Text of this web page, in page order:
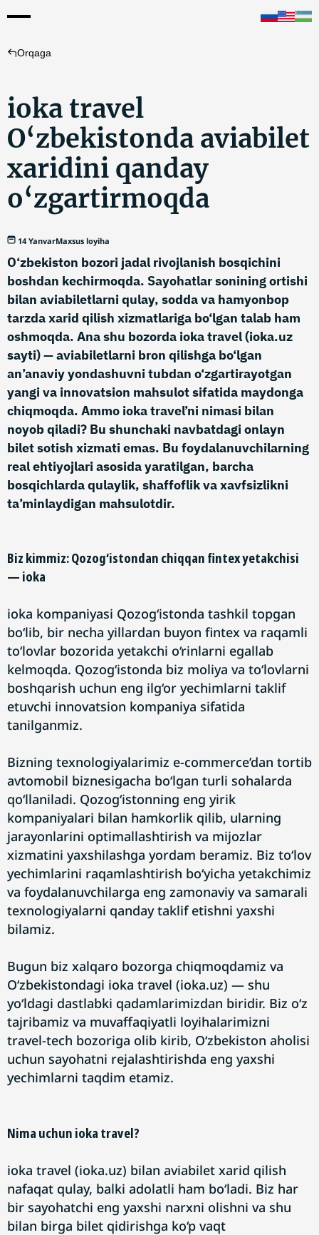
Orqaga
ioka travel
O‘zbekistonda aviabilet
xaridini qanday
o‘zgartirmoqda
14 YanvarMaxsus loyiha
O‘zbekiston bozori jadal rivojlanish bosqichini
boshdan kechirmoqda. Sayohatlar sonining ortishi
bilan aviabiletlarni qulay, sodda va hamyonbop
tarzda xarid qilish xizmatlariga bo‘lgan talab ham
oshmoqda. Ana shu bozorda ioka travel (ioka.uz
sayti) — aviabiletlarni bron qilishga bo‘lgan
an’anaviy yondashuvni tubdan o‘zgartirayotgan
yangi va innovatsion mahsulot sifatida maydonga
chiqmoqda. Ammo ioka travel’ni nimasi bilan
noyob qiladi? Bu shunchaki navbatdagi onlayn
bilet sotish xizmati emas. Bu foydalanuvchilarning
real ehtiyojlari asosida yaratilgan, barcha
bosqichlarda qulaylik, shaffoflik va xavfsizlikni
ta’minlaydigan mahsulotdir.
Biz kimmiz: Qozog‘istondan chiqqan fintex yetakchisi
— ioka
ioka kompaniyasi Qozog‘istonda tashkil topgan
bo‘lib, bir necha yillardan buyon fintex va raqamli
to‘lovlar bozorida yetakchi o‘rinlarni egallab
kelmoqda. Qozog‘istonda biz moliya va to‘lovlarni
boshqarish uchun eng ilg‘or yechimlarni taklif
etuvchi innovatsion kompaniya sifatida
tanilganmiz.
Bizning texnologiyalarimiz e-commerce’dan tortib
avtomobil biznesigacha bo‘lgan turli sohalarda
qo‘llaniladi. Qozog‘istonning eng yirik
kompaniyalari bilan hamkorlik qilib, ularning
jarayonlarini optimallashtirish va mijozlar
xizmatini yaxshilashga yordam beramiz. Biz to‘lov
yechimlarini raqamlashtirish bo‘yicha yetakchimiz
va foydalanuvchilarga eng zamonaviy va samarali
texnologiyalarni qanday taklif etishni yaxshi
bilamiz.
Bugun biz xalqaro bozorga chiqmoqdamiz va
O‘zbekistondagi ioka travel (ioka.uz) — shu
yo‘ldagi dastlabki qadamlarimizdan biridir. Biz o‘z
tajribamiz va muvaffaqiyatli loyihalarimizni
travel-tech bozoriga olib kirib, O‘zbekiston aholisi
uchun sayohatni rejalashtirishda eng yaxshi
yechimlarni taqdim etamiz.
Nima uchun ioka travel?
ioka travel (ioka.uz) bilan aviabilet xarid qilish
nafaqat qulay, balki adolatli ham bo‘ladi. Biz har
bir sayohatchi eng yaxshi narxni olishni va shu
bilan birga bilet qidirishga ko‘p vaqt